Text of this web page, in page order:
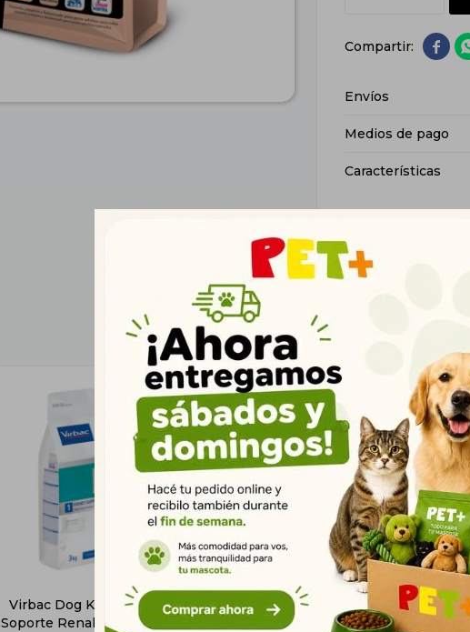

Envíos
Medios de pago
Características
Productos que te pueden
Virbac Dog Kidney 3kg |
Soporte Renal para Perros
Orijen Kitten 2 kg (4,5 Lb)